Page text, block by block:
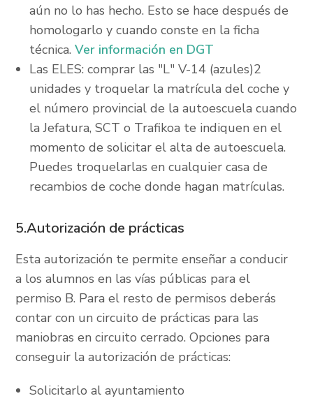
aún no lo has hecho. Esto se hace después de
homologarlo y cuando conste en la ficha
técnica.Ver información en DGT
Las ELES: comprar las "L" V-14 (azules)2
unidades y troquelar la matrícula del coche y
el número provincial de la autoescuela cuando
la Jefatura, SCT o Trafikoa te indiquen en el
momento de solicitar el alta de autoescuela.
Puedes troquelarlas en cualquier casa de
recambios de coche donde hagan matrículas.
5.Autorización de prácticas
Esta autorización te permite enseñar a conducir
a los alumnos en las vías públicas para el
permiso B. Para el resto de permisos deberás
contar con un circuito de prácticas para las
maniobras en circuito cerrado. Opciones para
conseguir la autorización de prácticas:
Solicitarlo al ayuntamiento